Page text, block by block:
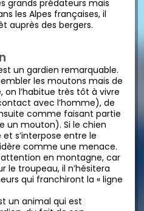
grands prédateurs mais
les Alpes françaises, il
auprès des bergers.
un gardien remarquable.
les moutons mais de
on l’habitue très tôt à vivre
avec l’homme), de
comme faisant partie
un mouton). Si le chien
s’interpose entre le
comme une menace.
en montagne, car
troupeau, il n’hésitera
qui franchiront la « ligne
un animal qui est